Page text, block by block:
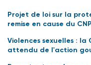
Projet de loi sur la
remise en cause du
Violences sexuelles : la
attendu de l'action